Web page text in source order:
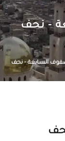
- نحف
السابعة - نحف